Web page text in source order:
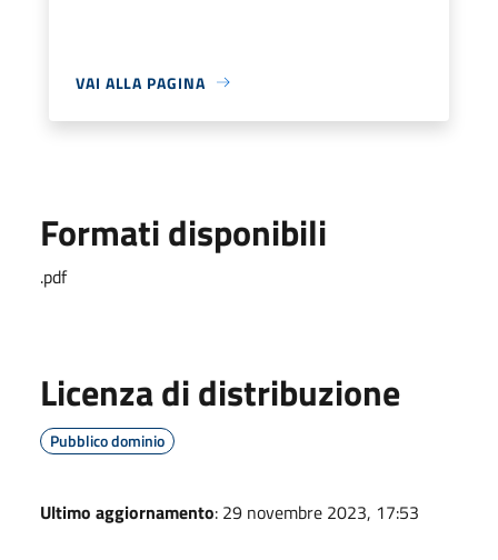
VAI ALLA PAGINA
Formati disponibili
.pdf
Licenza di distribuzione
Pubblico dominio
Ultimo aggiornamento: 29 novembre 2023, 17:53